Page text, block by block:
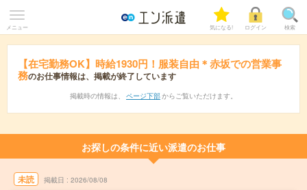
メニュー 気になる! ログイン 検索
【在宅勤務OK】時給1930円！服装自由＊赤坂での営業事
務のお仕事情報は、掲載が終了しています
掲載時の情報は、 ページ下部 からご覧いただけます。
お探しの条件に近い派遣のお仕事
未読 掲載日 2026/08/08